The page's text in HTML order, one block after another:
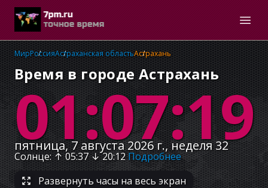
МирРоссияАстраханская областьАстрахань
Время в городе Астрахань
01:07:19
пятница, 7 августа 2026 г., неделя 32
Солнце: ↑05:37↓20:12 Подробнее
Развернуть часы на весь экран